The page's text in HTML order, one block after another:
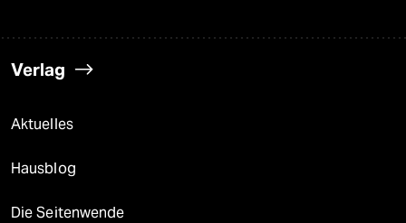
Verlag
Aktuelles
Hausblog
Die Seitenwende